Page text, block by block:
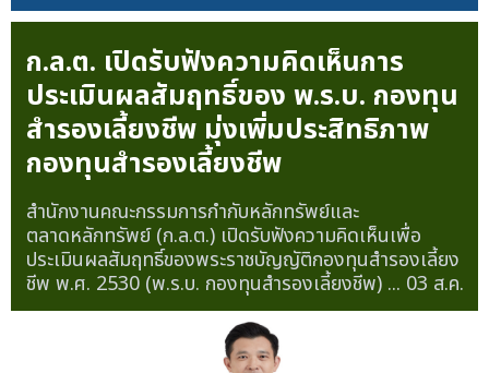
ก.ล.ต. เปิดรับฟังความคิดเห็นการ
ประเมินผลสัมฤทธิ์ของ พ.ร.บ. กองทุน
สำรองเลี้ยงชีพ มุ่งเพิ่มประสิทธิภาพ
กองทุนสำรองเลี้ยงชีพ
สำนักงานคณะกรรมการกำกับหลักทรัพย์และ
ตลาดหลักทรัพย์ (ก.ล.ต.) เปิดรับฟังความคิดเห็นเพื่อ
ประเมินผลสัมฤทธิ์ของพระราชบัญญัติกองทุนสำรองเลี้ยง
ชีพ พ.ศ. 2530 (พ.ร.บ. กองทุนสำรองเลี้ยงชีพ) ... 03 ส.ค.